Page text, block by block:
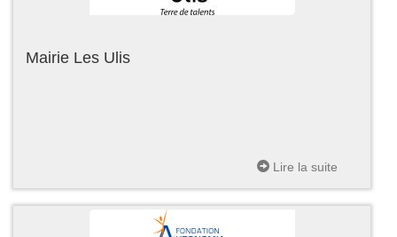
Mairie Les Ulis
Lire la suite